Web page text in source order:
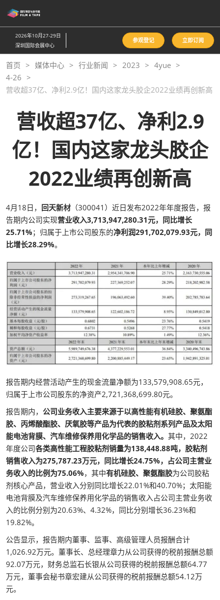
接
跳
至
内
容
2026年10月27-29日
深圳国际会展中心
参观登记 立即订阅
首页 媒体中心 行业新闻 2023
4yue
4-26
营收超37亿、净利2.9亿！国内这家龙头胶企2022业绩再创新高
营收超37亿、净利2.9
亿！国内这家龙头胶企
2022业绩再创新高
4月18日， 回天新材 （300041）近日发布2022年年度报告，报
告期内公司实现营业收入3,713,947,280.31元，同比增长
25.71%；归属于上市公司股东的净利润291,702,079.93元，同
比增长28.29%。
报告期内经营活动产生的现金流量净额为133,579,908.65元，
归属于上市公司股东的净资产2,721,368,699.80元。
报告期内， 公司业务收入主要来源于以高性能有机硅胶、聚氨酯
胶、丙烯酸酯胶、厌氧胶等产品为代表的胶粘剂系列产品及太阳
能电池背膜、汽车维修保养用化学品的销售收入。 其中，2022
年度公司各类高性能工程胶粘剂销量为138,448.88吨，胶粘剂
销售收入为275,787.23万元，同比增长24.75%，占公司主营业
务收入的比例为75.06%，其中有机硅胶、聚氨酯胶为公司胶粘
剂核心产品，营业收入分别同比增长22.01%和40.70%；太阳能
电池背膜及汽车维修保养用化学品的销售收入占公司主营业务收
入的比例分别为20.63%、4.32%，同比分别增长36.23%和
19.82%。
公告显示，报告期内董事、监事、高级管理人员报酬合计
1,026.92万元。董事长、总经理章力从公司获得的税前报酬总额
92.07万元，财务总监石长银从公司获得的税前报酬总额64.77
万元，董事会秘书章宏建从公司获得的税前报酬总额54.12万
元。